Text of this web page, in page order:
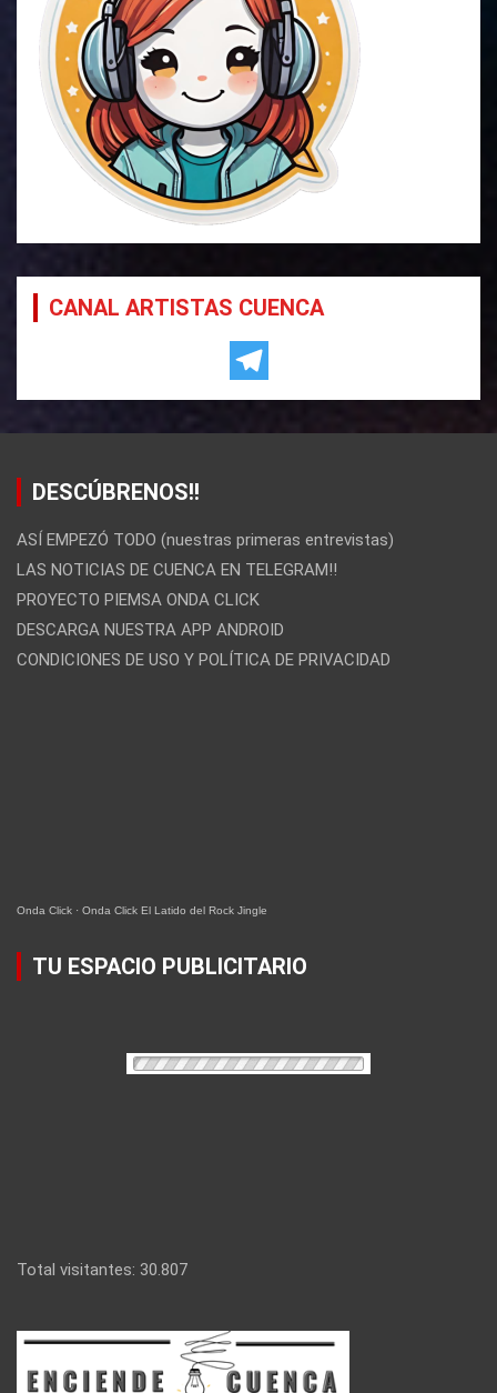
CANAL ARTISTAS CUENCA
DESCÚBRENOS!!
ASÍ EMPEZÓ TODO (nuestras primeras entrevistas)
LAS NOTICIAS DE CUENCA EN TELEGRAM!!
PROYECTO PIEMSA ONDA CLICK
DESCARGA NUESTRA APP ANDROID
CONDICIONES DE USO Y POLÍTICA DE PRIVACIDAD
Onda Click · Onda Click El Latido del Rock Jingle
TU ESPACIO PUBLICITARIO
Total visitantes: 30.807